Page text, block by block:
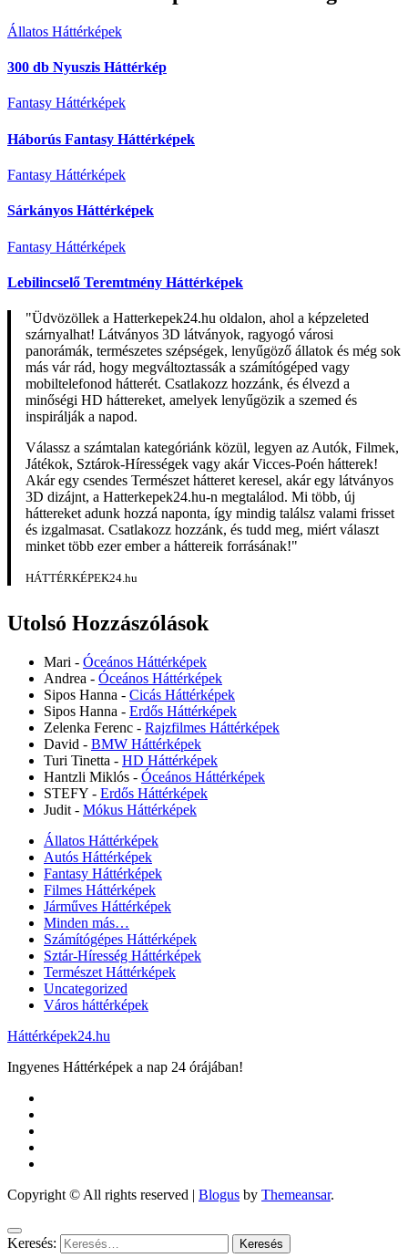
Állatos Háttérképek
300 db Nyuszis Háttérkép
Fantasy Háttérképek
Háborús Fantasy Háttérképek
Fantasy Háttérképek
Sárkányos Háttérképek
Fantasy Háttérképek
Lebilincselő Teremtmény Háttérképek
"Üdvözöllek a Hatterkepek24.hu oldalon, ahol a képzeleted
szárnyalhat! Látványos 3D látványok, ragyogó városi
panorámák, természetes szépségek, lenyűgöző állatok és még sok
más vár rád, hogy megváltoztassák a számítógéped vagy
mobiltelefonod hátterét. Csatlakozz hozzánk, és élvezd a
minőségi HD háttereket, amelyek lenyűgözik a szemed és
inspirálják a napod.
Válassz a számtalan kategóriánk közül, legyen az Autók, Filmek,
Játékok, Sztárok-Hírességek vagy akár Vicces-Poén hátterek!
Akár egy csendes Természet hátteret keresel, akár egy látványos
3D dizájnt, a Hatterkepek24.hu-n megtalálod. Mi több, új
háttereket adunk hozzá naponta, így mindig találsz valami frisset
és izgalmasat. Csatlakozz hozzánk, és tudd meg, miért választ
minket több ezer ember a háttereik forrásának!"
HÁTTÉRKÉPEK24.hu
Utolsó Hozzászólások
Mari - Óceános Háttérképek
Andrea - Óceános Háttérképek
Sipos Hanna - Cicás Háttérképek
Sipos Hanna - Erdős Háttérképek
Zelenka Ferenc - Rajzfilmes Háttérképek
David - BMW Háttérképek
Turi Tinetta - HD Háttérképek
Hantzli Miklós - Óceános Háttérképek
STEFY - Erdős Háttérképek
Judit - Mókus Háttérképek
Állatos Háttérképek
Autós Háttérképek
Fantasy Háttérképek
Filmes Háttérképek
Járműves Háttérképek
Minden más…
Számítógépes Háttérképek
Sztár-Híresség Háttérképek
Természet Háttérképek
Uncategorized
Város háttérképek
Háttérképek24.hu
Ingyenes Háttérképek a nap 24 órájában!
Copyright © All rights reserved | Blogus by Themeansar.
Keresés: